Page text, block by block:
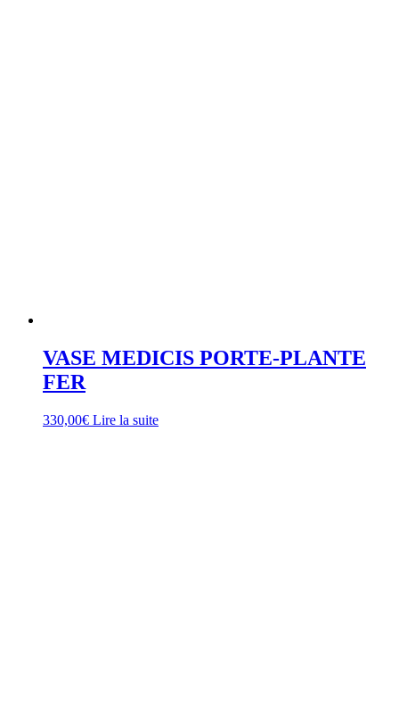
VASE MEDICIS PORTE-PLANTE
FER
330,00€ Lire la suite